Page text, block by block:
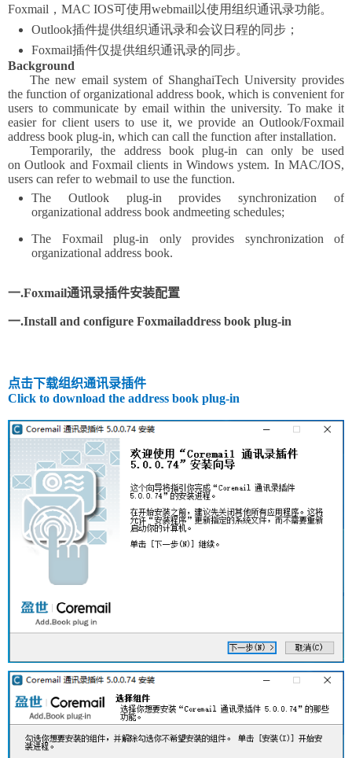
Foxmail ， MAC IOS可使用webmail 以使用组织通讯录功能。
Outlook插件提供组织通讯录和会议日程的同步；
Foxmail插件仅提供组织通讯录的同步。
Background
The new email system of ShanghaiTech University provides
the function of organizational address book, which is convenient for
users to communicate by email within the university. To make it
easier for client users to use it, we provide an Outlook/Foxmail
address book plug-in, which can call the function after installation.
Temporarily, the address book plug-in canonly be used
on Outlook and Foxmail clients in Windows ystem. InMAC/IOS,
users can refer to webmail to use the function.
The Outlook plug-in provides synchronization of
organizational address book andmeeting schedules;
The Foxmail plug-in only provides synchronization of
organizational address book.
一.Foxmail通讯录插件安装配置
一.Install and configure Foxmailaddress book plug-in
点击下载组织通讯录插件
Click to download the address book plug-in